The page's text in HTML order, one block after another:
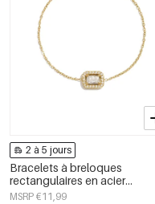
2 à 5 jours
Bracelets à breloques
rectangulaires en acier
inoxydable, collection Simple
MSRP €11,99